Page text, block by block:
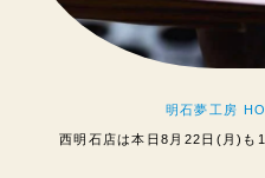
明石夢工房
西明石店は本日8月22日(月)